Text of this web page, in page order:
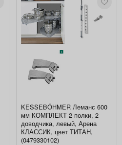
KESSEBÖHMER Леманс 600
мм КОМПЛЕКТ 2 полки, 2
доводчика, левый, Арена
КЛАССИК, цвет ТИТАН,
(0479330102)